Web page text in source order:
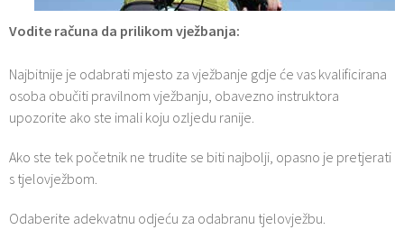
Vodite računa da prilikom vježbanja:
Najbitnije je odabrati mjesto za vježbanje gdje će vas kvalificirana
osoba obučiti pravilnom vježbanju, obavezno instruktora
upozorite ako ste imali koju ozljedu ranije.
Ako ste tek početnik ne trudite se biti najbolji, opasno je pretjerati
s tjelovježbom.
Odaberite adekvatnu odjeću za odabranu tjelovježbu.